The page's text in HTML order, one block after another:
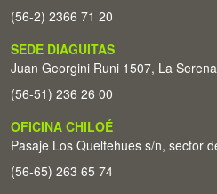
(56-2) 2366 71 20
SEDE DIAGUITAS
Juan Georgini Runi 1507, La Serena
(56-51) 236 26 00
OFICINA CHILOÉ
Pasaje Los Queltehues s/n, sector
(56-65) 263 65 74